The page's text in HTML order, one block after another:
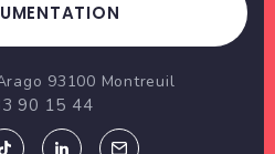
93100 Montreuil
90 15 44